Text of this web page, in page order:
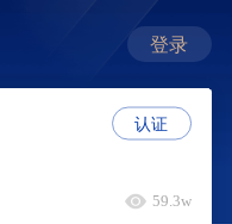
登录
59.3w
认证